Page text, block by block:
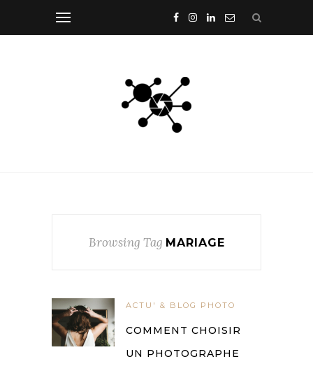
Browsing Tag MARIAGE
ACTU' & BLOG PHOTO
COMMENT CHOISIR
UN PHOTOGRAPHE